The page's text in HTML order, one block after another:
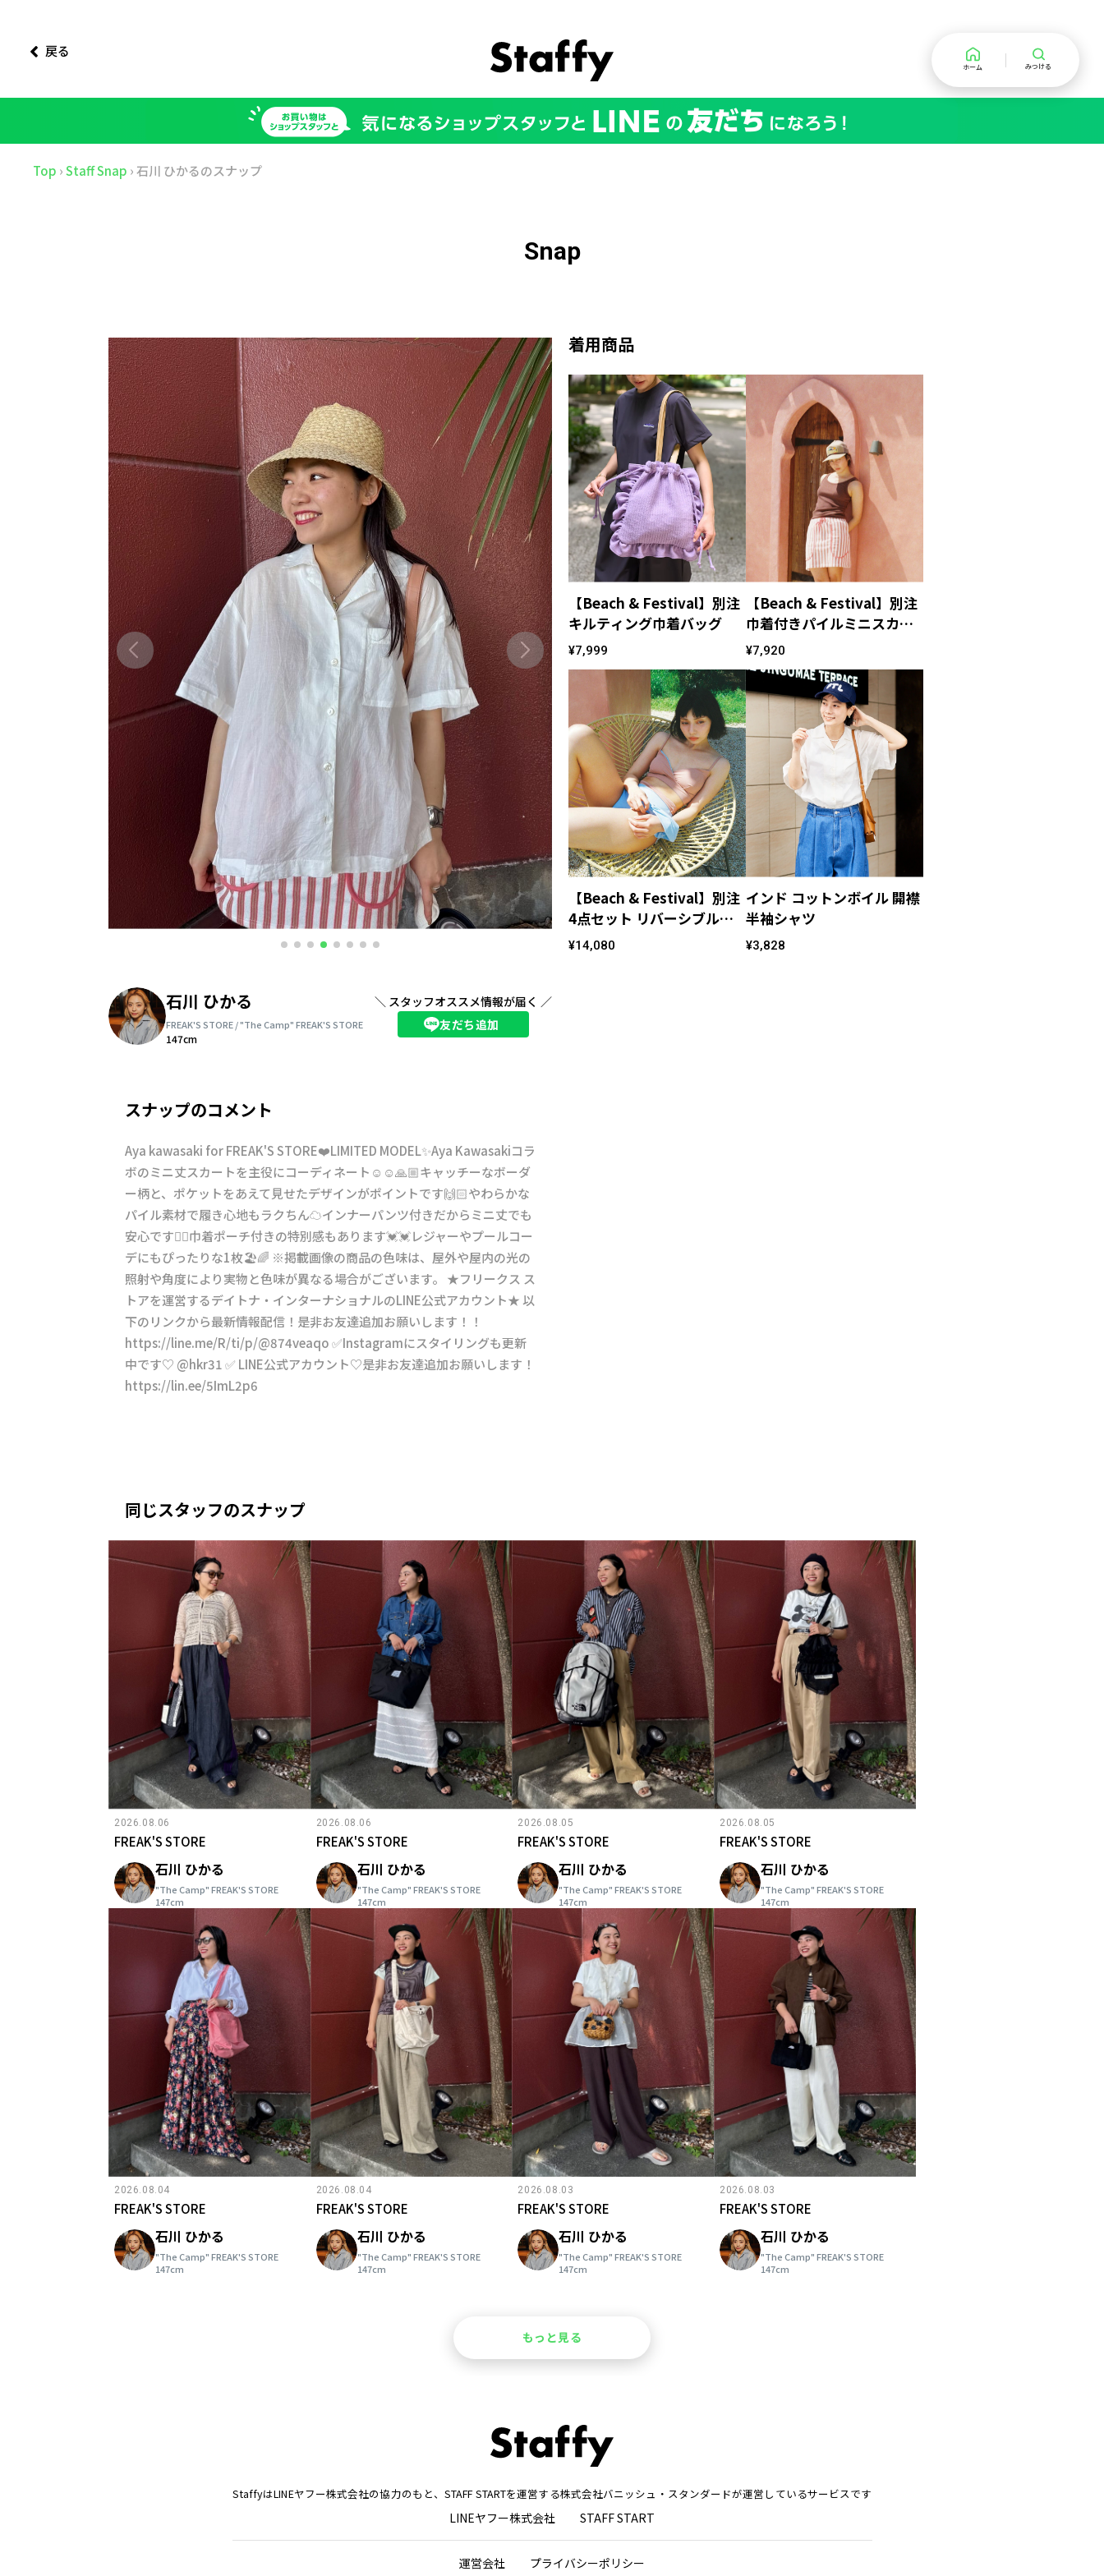
戻る
ホーム みつける
Top ›Staff Snap ›石川 ひかるのスナップ
Snap
石川 ひかる
FREAK'S STORE / "The Camp" FREAK'S STORE
147cm
＼ スタッフオススメ情報が届く ／
友だち追加
スナップのコメント
Aya kawasaki for FREAK'S STORE❤️LIMITED MODEL✨Aya Kawasakiコラ
ボのミニ丈スカートを主役にコーディネート☺️☺️🙏🏼キャッチーなボーダ
ー柄と、ポケットをあえて見せたデザインがポイントです🙌🏻やわらかな
パイル素材で履き心地もラクちん☁️インナーパンツ付きだからミニ丈でも
安心です👌🏻巾着ポーチ付きの特別感もあります💓💓レジャーやプールコー
デにもぴったりな1枚🏖️🌈 ※掲載画像の商品の色味は、屋外や屋内の光の
照射や角度により実物と色味が異なる場合がございます。 ★フリークス ス
トアを運営するデイトナ・インターナショナルのLINE公式アカウント★ 以
下のリンクから最新情報配信！是非お友達追加お願いします！！
https://line.me/R/ti/p/@874veaqo ✅Instagramにスタイリングも更新
中です♡ @hkr31 ✅ LINE公式アカウント♡是非お友達追加お願いします！
https://lin.ee/5ImL2p6
着用商品
【Beach & Festival】別注
キルティング巾着バッグ
¥7,999
【Beach & Festival】別注
巾着付きパイルミニスカー
ト
¥7,920
【Beach & Festival】別注
4点セット リバーシブルレ
ースアップセパレート<巾着
¥14,080
インド コットンボイル 開襟
半袖シャツ
¥3,828
同じスタッフのスナップ
2026.08.06
FREAK'S STORE
石川 ひかる
"The Camp" FREAK'S STORE
147cm
2026.08.06
FREAK'S STORE
石川 ひかる
"The Camp" FREAK'S STORE
147cm
2026.08.05
FREAK'S STORE
石川 ひかる
"The Camp" FREAK'S STORE
147cm
2026.08.05
FREAK'S STORE
石川 ひかる
"The Camp" FREAK'S STORE
147cm
2026.08.04
FREAK'S STORE
石川 ひかる
"The Camp" FREAK'S STORE
147cm
2026.08.04
FREAK'S STORE
石川 ひかる
"The Camp" FREAK'S STORE
147cm
2026.08.03
FREAK'S STORE
石川 ひかる
"The Camp" FREAK'S STORE
147cm
2026.08.03
FREAK'S STORE
石川 ひかる
"The Camp" FREAK'S STORE
147cm
もっと見る
StaffyはLINEヤフー株式会社の協力のもと、STAFF STARTを運営する株式会社バニッシュ・スタンダードが運営しているサービスです
LINEヤフー株式会社 STAFF START
運営会社 プライバシーポリシー